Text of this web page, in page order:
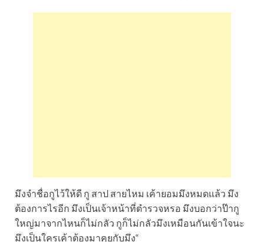
มึงจำชื่อกูไว้ให้ดี กู สาป สายไหม เค้ายอมมึงหมดแล้ว มึง
ต้องการไรอีก มึงเป็นเจ้าหน้าที่ตำรวจหรอ มึงบอกว่าป๊ากู
ใหญ่มาจากไหนก็ไม่กลัว กูก็ไม่กลัวมึงเหมือนกันเข้าใจนะ
มึงเป็นใครเค้าต้องมาคุยกับมึง“